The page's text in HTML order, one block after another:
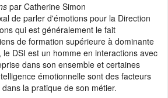
par Catherine Simon
de parler d'émotions pour la Direction
qui est généralement le fait
de formation supérieure à dominante
DSI est un homme en interactions avec
dans son ensemble et certaines
émotionnelle sont des facteurs
la pratique de son métier.